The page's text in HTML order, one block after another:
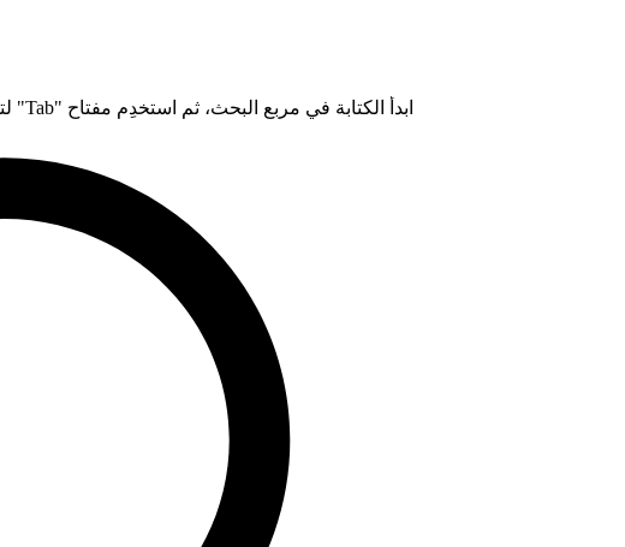
ابدأ الكتابة في مربع البحث، ثم استخدِم مفتاح "Tab" لتحديد خيار من القائمة.